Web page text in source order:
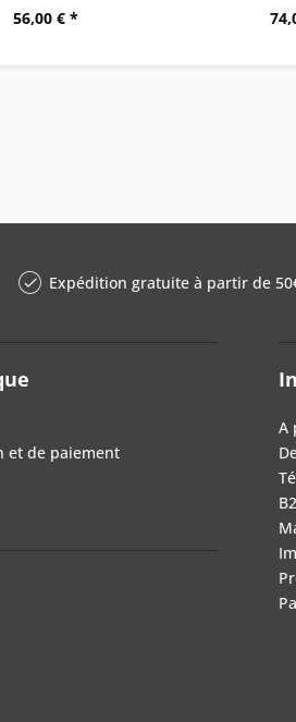
56,00 € *
Expédition gratuite à partir de
et de paiement
A